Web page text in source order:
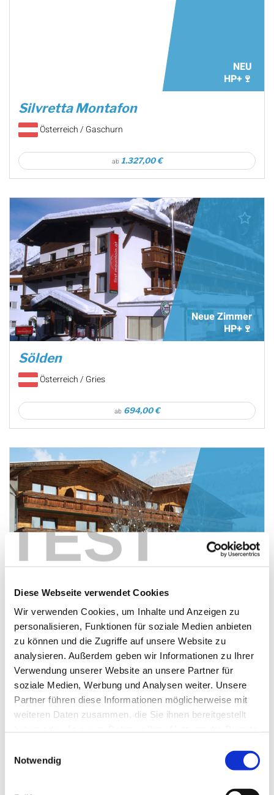
TEST
Diese Webseite verwendet Cookies
Wir verwenden Cookies, um Inhalte und Anzeigen zu
personalisieren, Funktionen für soziale Medien anbieten
zu können und die Zugriffe auf unsere Website zu
analysieren. Außerdem geben wir Informationen zu Ihrer
Verwendung unserer Website an unsere Partner für
soziale Medien, Werbung und Analysen weiter. Unsere
Partner führen diese Informationen möglicherweise mit
weiteren Daten zusammen, die Sie ihnen bereitgestellt
Notwendig
NEU
HP+🍷
Silvretta Montafon
Österreich / Gaschurn
ab 1.327,00 €
Neue Zimmer
HP+🍷
Sölden
Österreich / Gries
ab 694,00 €
Neue Zimmer
Zillertal
Österreich / Aschau
ab774,00 €